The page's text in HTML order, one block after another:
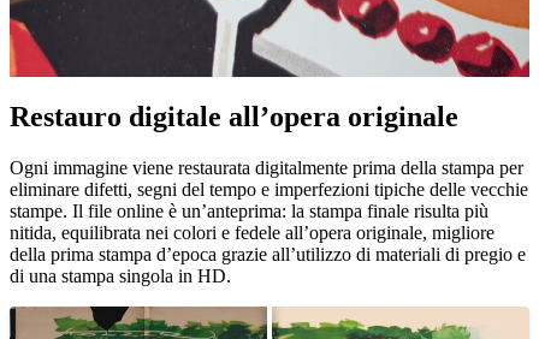
Restauro digitale all’opera originale
Ogni immagine viene restaurata digitalmente prima della stampa per
eliminare difetti, segni del tempo e imperfezioni tipiche delle vecchie
stampe. Il file online è un’anteprima: la stampa finale risulta più
nitida, equilibrata nei colori e fedele all’opera originale, migliore
della prima stampa d’epoca grazie all’utilizzo di materiali di pregio e
di una stampa singola in HD.